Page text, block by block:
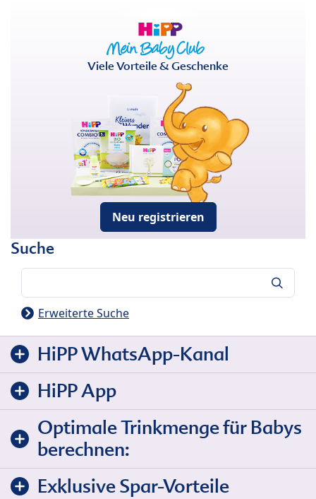
Viele Vorteile & Geschenke
Neu registrieren
Suche
Erweiterte Suche
HiPP WhatsApp-Kanal
HiPP App
Optimale Trinkmenge für Babys
berechnen:
Exklusive Spar-Vorteile